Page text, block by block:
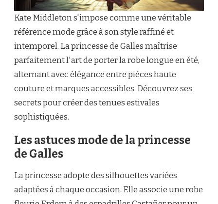
Kate Middleton s'impose comme une véritable
référence mode grâce à son style raffiné et
intemporel. La princesse de Galles maîtrise
parfaitement l'art de porter la robe longue en été,
alternant avec élégance entre pièces haute
couture et marques accessibles. Découvrez ses
secrets pour créer des tenues estivales
sophistiquées.
Les astuces mode de la princesse
de Galles
La princesse adopte des silhouettes variées
adaptées à chaque occasion. Elle associe une robe